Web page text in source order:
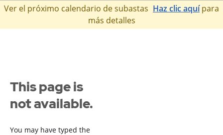
×
Ver el próximo calendario de subastas Haz clic aquípara
más detalles
This page is
not available.
You may have typed the